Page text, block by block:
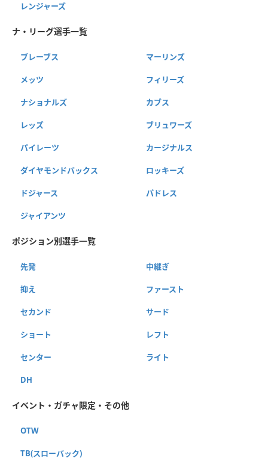
レンジャーズ
ナ・リーグ選手一覧
ブレーブス マーリンズ
メッツ フィリーズ
ナショナルズ カブス
レッズ ブリュワーズ
パイレーツ カージナルス
ダイヤモンドバックス ロッキーズ
ドジャース パドレス
ジャイアンツ
ポジション別選手一覧
先発 中継ぎ
抑え ファースト
セカンド サード
ショート レフト
センター ライト
DH
イベント・ガチャ限定・その他
OTW
TB(スローバック)